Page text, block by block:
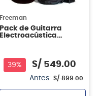
Freeman
Pack de Guitarra
Electroacústica
39% S/ 549.00
Antes: S/ 899.00